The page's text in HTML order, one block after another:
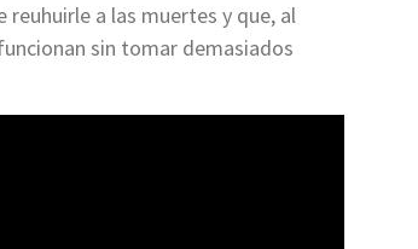
reuhuirle a las muertes y que, al
sin tomar demasiados